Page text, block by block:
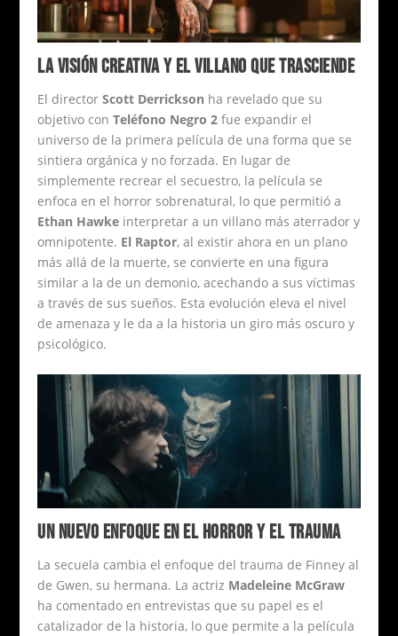
LA VISIÓN CREATIVA Y EL VILLANO QUE TRASCIENDE
El directorScott Derrickson ha revelado que su
objetivo conTeléfono Negro 2 fue expandir el
universo de la primera película de una forma que se
sintiera orgánica y no forzada. En lugar de
simplemente recrear el secuestro, la película se
enfoca en el horror sobrenatural, lo que permitió a
Ethan Hawke interpretar a un villano más aterrador y
omnipotente. El Raptor, al existir ahora en un plano
más allá de la muerte, se convierte en una figura
similar a la de un demonio, acechando a sus víctimas
a través de sus sueños. Esta evolución eleva el nivel
de amenaza y le da a la historia un giro más oscuro y
psicológico.
UN NUEVO ENFOQUE EN EL HORROR Y EL TRAUMA
La secuela cambia el enfoque del trauma de Finney al
de Gwen, su hermana. La actriz Madeleine McGraw
ha comentado en entrevistas que su papel es el
catalizador de la historia, lo que permite a la película